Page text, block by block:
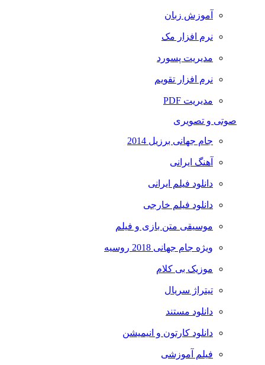
آموزش زبان
نرم افزار مک
مدیریت پسورد
نرم افزار تقویم
مدیریت PDF
صوتی و تصویری
جام جهانی برزیل 2014
آهنگ ایرانی
دانلود فیلم ایرانی
دانلود فیلم خارجی
موسیقی متن بازی و فیلم
ویژه جام جهانی 2018 روسیه
موزیک بی کلام
تیتراژ سریال
دانلود مستند
دانلود کارتون و انیمیشن
فیلم آموزشی